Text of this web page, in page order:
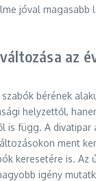
jóval magasabb
az
bérének
helyzettől,
is függ. A divatipar
ment
keresetére is. Az
igény